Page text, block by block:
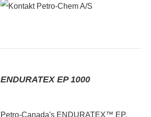
ENDURATEX EP 1000
Petro-Canada's ENDURATEX™ EP.